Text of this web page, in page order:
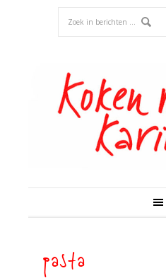
pasta